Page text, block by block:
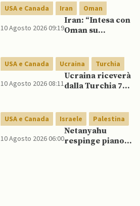
per la sicurezza
al governo De La
Espriella
USA e Canada Iran Oman
10 Agosto 2026 09:19
Iran: “Intesa con
Oman su
condizioni per
USA”
USA e Canada Ucraina Turchia
10 Agosto 2026 08:11
Ucraina riceverà
dalla Turchia 70
concordano
consegne
mensili di
Patriot
USA e Canada Israele Palestina
10 Agosto 2026 06:00
Netanyahu
respinge piano